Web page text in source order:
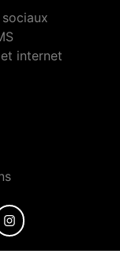
internet